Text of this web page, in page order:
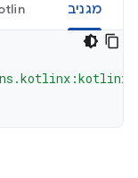
מגניב